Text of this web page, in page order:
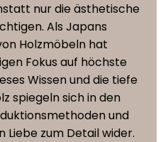
nur die ästhetische
Als Japans
Holzmöbeln hat
Fokus auf höchste
Wissen und die tiefe
spiegeln sich in den
und
zum Detail wider.